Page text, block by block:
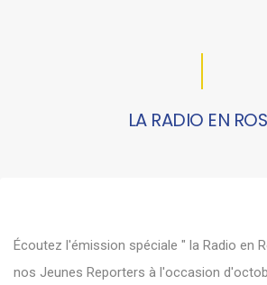
LA RADIO EN
Écoutez l'émission spéciale " la Radio en
nos Jeunes Reporters à l'occasion